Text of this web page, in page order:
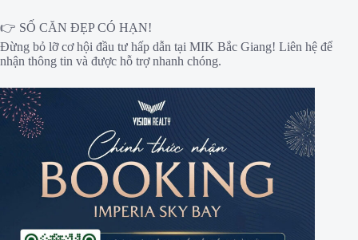
👉 SỐ CĂN ĐẸP CÓ HẠN!
Đừng bỏ lỡ cơ hội đầu tư hấp dẫn tại MIK Bắc Giang! Liên hệ để
nhận thông tin và được hỗ trợ nhanh chóng.